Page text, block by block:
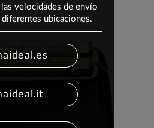
velocidades de envío
diferentes ubicaciones.